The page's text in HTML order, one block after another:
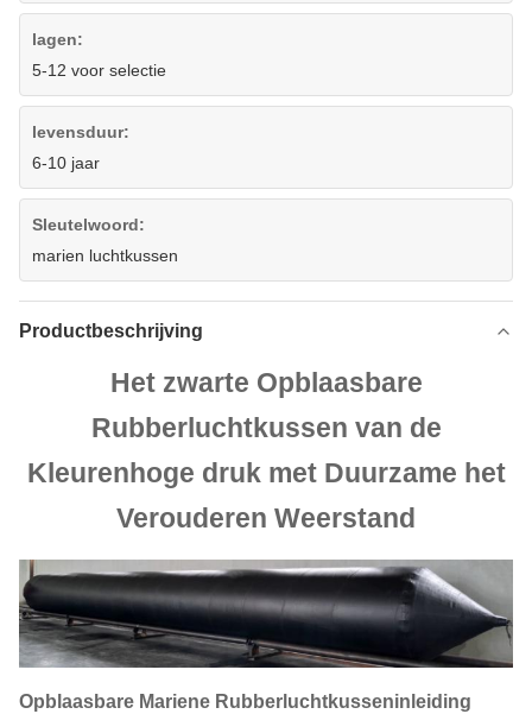
lagen:
5-12 voor selectie
levensduur:
6-10 jaar
Sleutelwoord:
marien luchtkussen
Productbeschrijving
Het zwarte Opblaasbare
Rubberluchtkussen van de
Kleurenhoge druk met Duurzame het
Verouderen Weerstand
Opblaasbare Mariene Rubberluchtkusseninleiding